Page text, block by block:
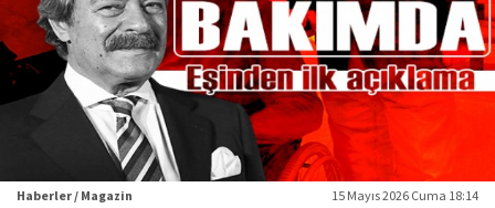
Haberler / Magazin 15 Mayıs 2026 Cuma 18:14